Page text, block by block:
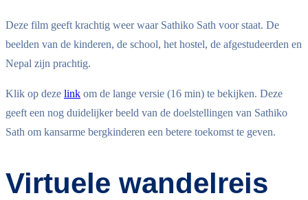
Deze film geeft krachtig weer waar Sathiko Sath voor staat. De
beelden van de kinderen, de school, het hostel, de afgestudeerden en
Nepal zijn prachtig.
Klik op deze link om de lange versie (16 min) te bekijken. Deze
geeft een nog duidelijker beeld van de doelstellingen van Sathiko
Sath om kansarme bergkinderen een betere toekomst te geven.
Virtuele wandelreis